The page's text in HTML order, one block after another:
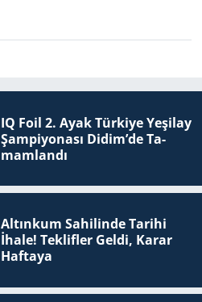
IQ Foil 2. Ayak Tür­ki­ye Ye­şi­lay
Şam­pi­yo­na­sı Didim’de Ta­
mam­lan­dı
Altınkum Sahilinde Tarihi
İhale! Teklifler Geldi, Karar
Haftaya